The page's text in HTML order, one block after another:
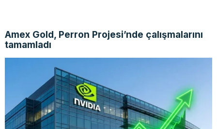
Amex Gold, Perron Projesi’nde çalışmalarını
tamamladı